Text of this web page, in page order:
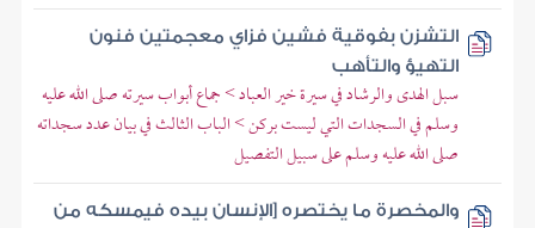
التشزن بفوقية فشين فزاي معجمتين فنون
التهيؤ والتأهب
سبل الهدى والرشاد في سيرة خير العباد > جماع أبواب سيرته صلى الله عليه
وسلم في السجدات التي ليست بركن > الباب الثالث في بيان عدد سجداته
صلى الله عليه وسلم على سبيل التفصيل
والمخصرة ما يختصره [الإنسان بيده فيمسكه من